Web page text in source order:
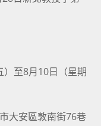
至8月10日（星期
大安區敦南街76巷